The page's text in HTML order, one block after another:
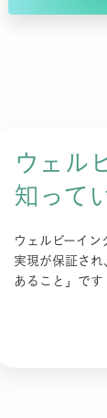
ウェル
知って
ウェルビーイ
実現が保証さ
あること」です